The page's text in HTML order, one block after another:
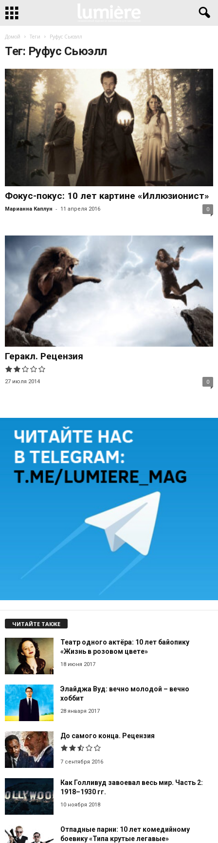
Домой Теги Руфус Сьюэлл
Тег: Руфус Сьюэлл
Фокус-покус: 10 лет картине «Иллюзионист»
Марианна Каплун - 11 апреля 2016 0
Геракл. Рецензия
27 июля 2014 0
ЧИТАЙТЕ ТАКЖЕ
Театр одного актёра: 10 лет байопику
«Жизнь в розовом цвете»
18 июня 2017
Элайджа Вуд: вечно молодой – вечно
хоббит
28 января 2017
До самого конца. Рецензия
7 сентября 2016
Как Голливуд завоевал весь мир. Часть 2:
1918–1930 гг.
10 ноября 2018
Отпадные парни: 10 лет комедийному
боевику «Типа крутые легавые»